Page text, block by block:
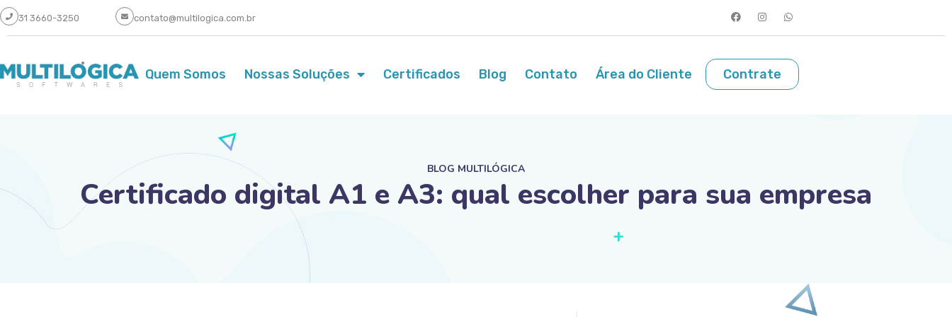
31 3660-3250 contato@multilogica.com.br
Quem Somos Nossas Soluções Certificados Blog Contato Área do Cliente Contrate
BLOG MULTILÓGICA
Certificado digital A1 e A3: qual escolher para sua empresa